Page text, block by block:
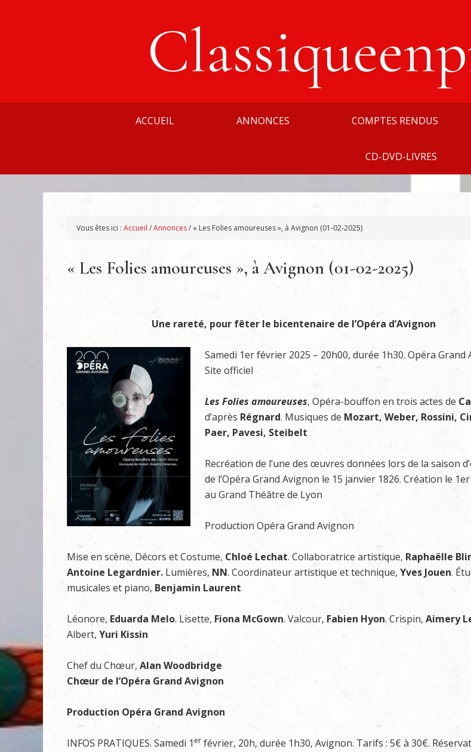
ACCUEIL ANNONCES COMPTES RENDUS
CD-DVD-LIVRES
Vous êtes ici : Accueil /Annonces/ « Les Folies amoureuses », à Avignon (01-02-2025)
« Les Folies amoureuses », à Avignon (01-02-2025)
Une rareté, pour fêter le bicentenaire de l’Opéra d’Avignon
Samedi 1er février 2025 – 20h00, durée 1h30. Opéra Grand
Site officiel
Les Folies amoureuses, Opéra-bouffon en trois actes de
d’aprèsRégnard. Musiques de Mozart, Weber, Rossini,
Paer, Pavesi, Steibelt
Recréation de l’une des œuvres données lors de la saison
de l’Opéra Grand Avignon le 15 janvier 1826. Création le
au Grand Théâtre de Lyon
Production Opéra Grand Avignon
Mise en scène, Décors et Costume, Chloé Lechat. Collaboratrice artistique, Raphaëlle
Antoine Legardnier. Lumières, NN. Coordinateur artistique et technique, Yves Jouen.
musicales et piano, Benjamin Laurent
Léonore, Eduarda Melo. Lisette, Fiona McGown. Valcour, Fabien Hyon. Crispin, Aimery
Albert, Yuri Kissin
Chef du Chœur, Alan Woodbridge
Chœur de l’Opéra Grand Avignon
Production Opéra Grand Avignon
INFOS PRATIQUES. Samedi 1 er février, 20h, durée 1h30, Avignon. Tarifs : 5€ à 30€.